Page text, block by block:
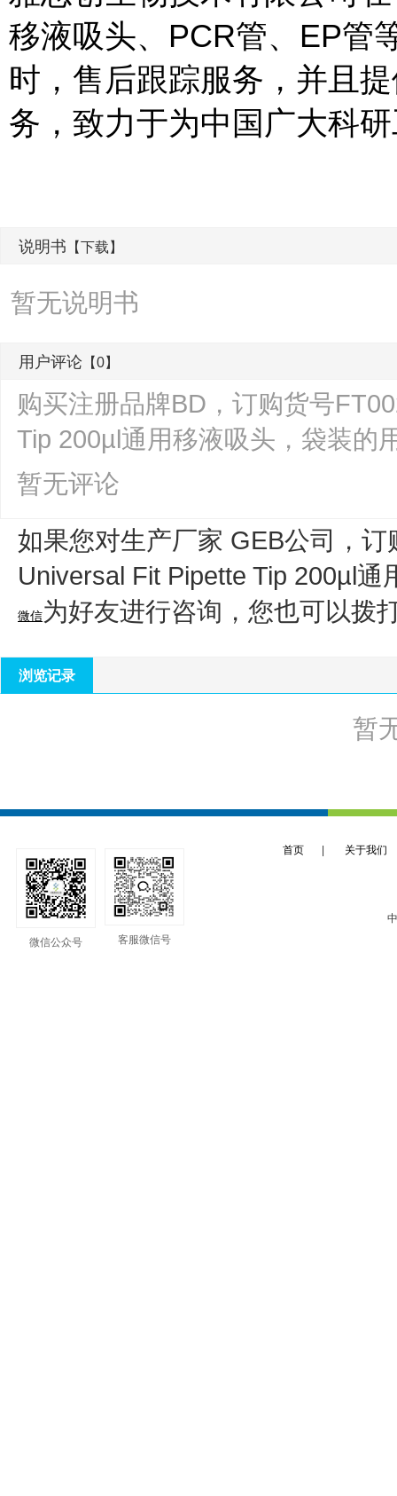
移液吸头、PCR管、EP管
时，售后跟踪服务，并且
务，致力于为中国广大科
说明书 【下载】
暂无说明书
用户评论 【0】
购买注册品牌BD，订购货号
Tip 200µl通用移液吸头，袋装的
暂无评论
如果您对生产厂家 GEB公司，
Universal Fit Pipette Tip 200µl通
微信为好友进行咨询，您也可以拨
浏览记录
暂
首页 关于我们
微信公众号
客服微信号